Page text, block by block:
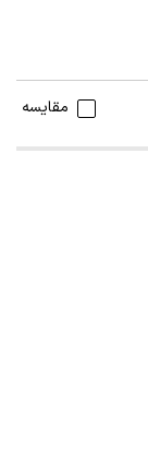
مقایسه